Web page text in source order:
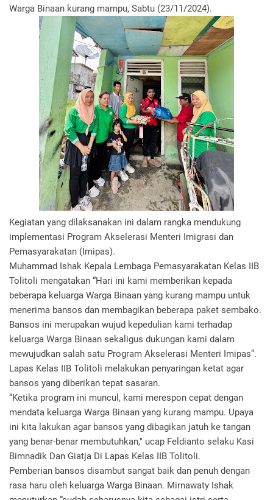
Warga Binaan kurang mampu, Sabtu (23/11/2024).
Kegiatan yang dilaksanakan ini dalam rangka mendukung
implementasi Program Akselerasi Menteri Imigrasi dan
Pemasyarakatan (Imipas).
Muhammad Ishak Kepala Lembaga Pemasyarakatan Kelas IIB
Tolitoli mengatakan “Hari ini kami memberikan kepada
beberapa keluarga Warga Binaan yang kurang mampu untuk
menerima bansos dan membagikan beberapa paket sembako.
Bansos ini merupakan wujud kepedulian kami terhadap
keluarga Warga Binaan sekaligus dukungan kami dalam
mewujudkan salah satu Program Akselerasi Menteri Imipas”.
Lapas Kelas IIB Tolitoli melakukan penyaringan ketat agar
bansos yang diberikan tepat sasaran.
“Ketika program ini muncul, kami merespon cepat dengan
mendata keluarga Warga Binaan yang kurang mampu. Upaya
ini kita lakukan agar bansos yang dibagikan jatuh ke tangan
yang benar-benar membutuhkan," ucap Feldianto selaku Kasi
Bimnadik Dan Giatja Di Lapas Kelas IIB Tolitoli.
Pemberian bansos disambut sangat baik dan penuh dengan
rasa haru oleh keluarga Warga Binaan. Mirnawaty Ishak